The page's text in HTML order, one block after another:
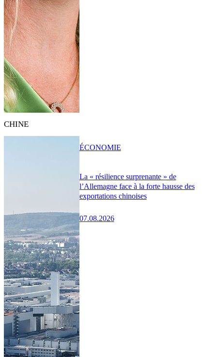
CHINE
La « résilience surprenante » de
l’Allemagne face à la forte hausse des
exportations chinoises
07.08.2026
ÉCONOMIE